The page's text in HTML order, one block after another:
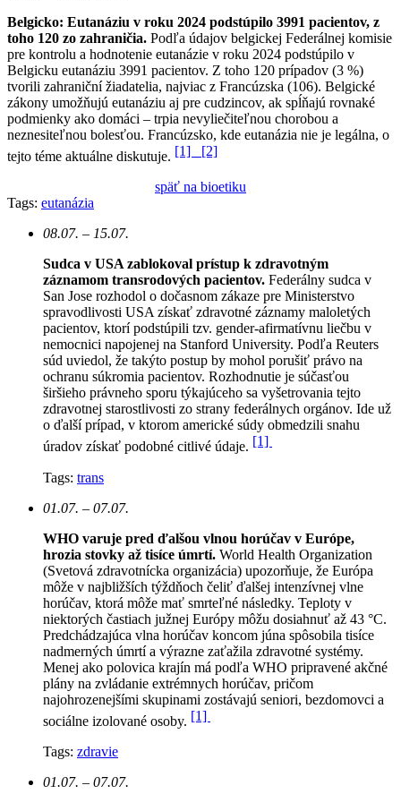
Belgicko: Eutanáziu v roku 2024 podstúpilo 3991 pacientov, z
toho 120 zo zahraničia. Podľa údajov belgickej Federálnej komisie
pre kontrolu a hodnotenie eutanázie v roku 2024 podstúpilo v
Belgicku eutanáziu 3991 pacientov. Z toho 120 prípadov (3 %)
tvorili zahraniční žiadatelia, najviac z Francúzska (106). Belgické
zákony umožňujú eutanáziu aj pre cudzincov, ak spĺňajú rovnaké
podmienky ako domáci – trpia nevyliečiteľnou chorobou a
neznesiteľnou bolesťou. Francúzsko, kde eutanázia nie je legálna, o
tejto téme aktuálne diskutuje. [1] [2]
späť na bioetiku
Tags: eutanázia
08.07. – 15.07.
Sudca v USA zablokoval prístup k zdravotným
záznamom transrodových pacientov. Federálny sudca v
San Jose rozhodol o dočasnom zákaze pre Ministerstvo
spravodlivosti USA získať zdravotné záznamy maloletých
pacientov, ktorí podstúpili tzv. gender-afirmatívnu liečbu v
nemocnici napojenej na Stanford University. Podľa Reuters
súd uviedol, že takýto postup by mohol porušiť právo na
ochranu súkromia pacientov. Rozhodnutie je súčasťou
širšieho právneho sporu týkajúceho sa vyšetrovania tejto
zdravotnej starostlivosti zo strany federálnych orgánov. Ide už
o ďalší prípad, v ktorom americké súdy obmedzili snahu
úradov získať podobné citlivé údaje. [1]
Tags: trans
01.07. – 07.07.
WHO varuje pred ďalšou vlnou horúčav v Európe,
hrozia stovky až tisíce úmrtí. World Health Organization
(Svetová zdravotnícka organizácia) upozorňuje, že Európa
môže v najbližších týždňoch čeliť ďalšej intenzívnej vlne
horúčav, ktorá môže mať smrteľné následky. Teploty v
niektorých častiach južnej Európy môžu dosiahnuť až 43 °C.
Predchádzajúca vlna horúčav koncom júna spôsobila tisíce
nadmerných úmrtí a výrazne zaťažila zdravotné systémy.
Menej ako polovica krajín má podľa WHO pripravené akčné
plány na zvládanie extrémnych horúčav, pričom
najohrozenejšími skupinami zostávajú seniori, bezdomovci a
sociálne izolované osoby. [1]
Tags: zdravie
01.07. – 07.07.